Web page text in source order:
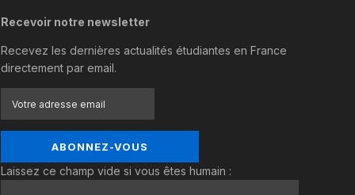
Recevoir notre newsletter
Recevez les dernières actualités étudiantes en France
directement par email.
Laissez ce champ vide si vous êtes humain :